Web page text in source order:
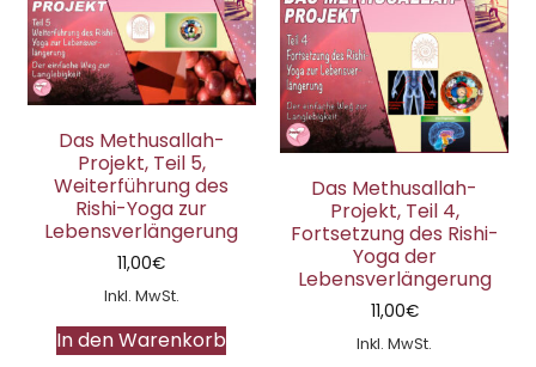
Das Methusallah-
Projekt, Teil 5,
Weiterführung des
Rishi-Yoga zur
Lebensverlängerung
11,00€
Inkl. MwSt.
In den Warenkorb
Das Methusallah-
Projekt, Teil 4,
Fortsetzung des Rishi-
Yoga der
Lebensverlängerung
11,00€
Inkl. MwSt.